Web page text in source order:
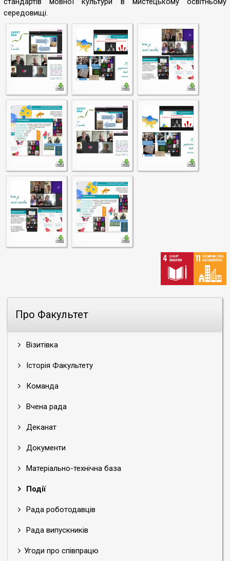
Про Факультет
Візитівка
Історія Факультету
Команда
Вчена рада
Деканат
Документи
Матеріально-технічна база
Події
Рада роботодавців
Рада випускників
Угоди про співпрацю
середовищі.